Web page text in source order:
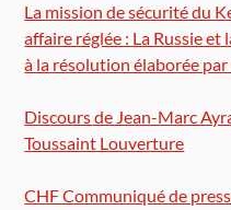
La mission de sécurité du
affaire réglée : La Russie
à la résolution élaborée
Discours de Jean-Marc
Toussaint Louverture
CHF Communiqué de